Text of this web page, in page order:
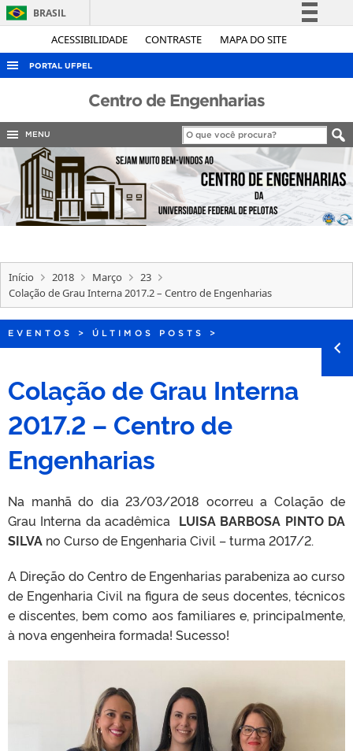
ACESSIBILIDADE CONTRASTE MAPA DO SITE
BRASIL
Simplifique!
Acesso à informação
Legislação
Canais
PORTAL UFPEL
COBALTO
CONCURSOS
EDITAIS
INTERNACIONAL
PORTARIAS
TELEFONES
Centro de Engenharias
MENU
Início 2018 Março
23
Colação de Grau Interna 2017.2 – Centro de Engenharias
EVENTOS > ÚLTIMOS POSTS >
Colação de Grau Interna
2017.2 – Centro de
Engenharias
Na manhã do dia 23/03/2018 ocorreu a Colação de
Grau Interna da acadêmica LUISA BARBOSA PINTO DA
SILVA no Curso de Engenharia Civil – turma 2017/2.
A Direção do Centro de Engenharias parabeniza ao curso
de Engenharia Civil na figura de seus docentes, técnicos
e discentes, bem como aos familiares e, principalmente,
à nova engenheira formada! Sucesso!